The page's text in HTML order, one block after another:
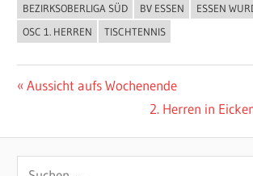
ALLGEMEIN
BEZIRKSOBERLIGA SÜD BV ESSEN
ESSEN
OSC 1. HERREN
TISCHTENNIS
Beitragsnavigation
Vorheriger
Aussicht aufs Wochenende
Nächster
2. Herren in
Suchen